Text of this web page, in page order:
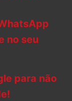
no seu
para não